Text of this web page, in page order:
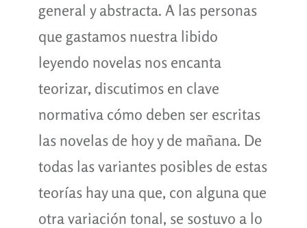
general y abstracta. A las personas
que gastamos nuestra libido
leyendo novelas nos encanta
teorizar, discutimos en clave
normativa cómo deben ser escritas
las novelas de hoy y de mañana. De
todas las variantes posibles de estas
teorías hay una que, con alguna que
otra variación tonal, se sostuvo a lo